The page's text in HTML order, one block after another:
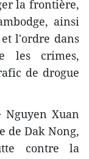
la frontière,
ainsi
l'ordre dans
les crimes,
de drogue
Xuan
de Dak Nong,
contre la